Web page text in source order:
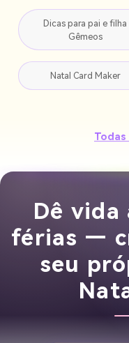
Dicas para pai e filha
Gêmeos
Natal Card Maker
Todas
Dê vida
férias —
seu